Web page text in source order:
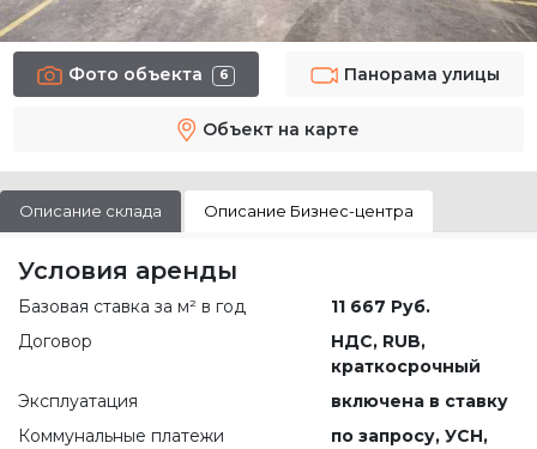
Фото объекта 6 Панорама улицы
Объект на карте
Описание склада Описание Бизнес-центра
Условия аренды
Базовая ставка за м² в год
11 667 Руб.
Договор
НДС, RUB,
краткосрочный
Эксплуатация
включена в ставку
Коммунальные платежи
по запросу, УСН,